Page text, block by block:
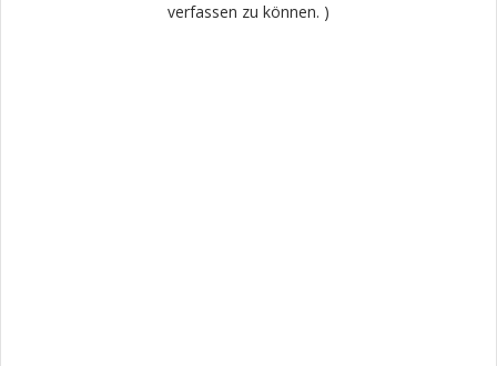
verfassen zu können. )